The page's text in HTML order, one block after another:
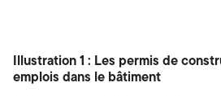
Illustration 1 : Les permis de
emplois dans le bâtiment